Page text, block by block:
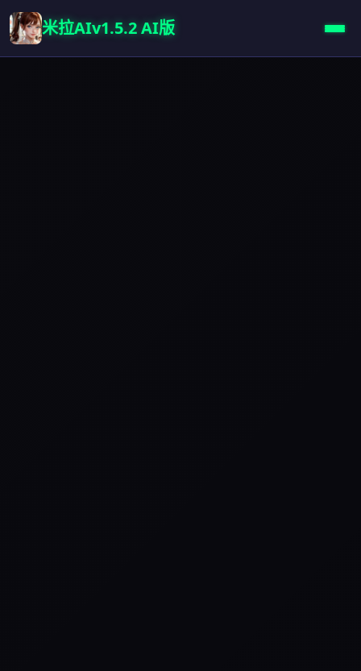
米拉AIv1.5.2 AI版